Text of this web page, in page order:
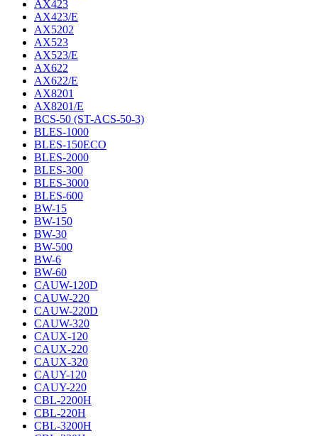
AX423
AX423/E
AX5202
AX523
AX523/E
AX622
AX622/E
AX8201
AX8201/E
BCS-50 (ST-ACS-50-3)
BLES-1000
BLES-150ECO
BLES-2000
BLES-300
BLES-3000
BLES-600
BW-15
BW-150
BW-30
BW-500
BW-6
BW-60
CAUW-120D
CAUW-220
CAUW-220D
CAUW-320
CAUX-120
CAUX-220
CAUX-320
CAUY-120
CAUY-220
CBL-2200H
CBL-220H
CBL-3200H